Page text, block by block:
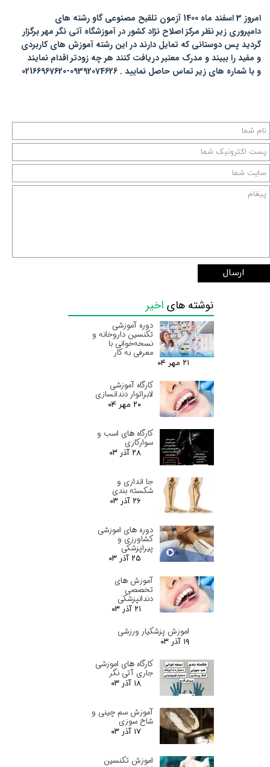
امروز 3 اسفند ماه 1400 آزمون تلقیح مصنوعی گاو رشته های
دامپروری زیر نظر مرکز اصلاح نژاد کشور در آموزشگاه آتی نگر مهر برگزار
گردید پس دوستانی که تمایل دارند در این رشته آموزش های کاربردی
و مفید را ببیند و مدرک معتبر دریافت کنند هر چه زودتر اقدام نمایند
و با شماره های زیر تماس حاصل نمایید . 09392074626-02166967620
ارسال
نوشته های اخیر
دوره آموزشی
تکنسین داروخانه و
نسخه‌خوانی با
معرفی به کار
۲۱ مهر ۰۴
کارگاه آموزشی
لابراتوار دندانسازی
۲۰ مهر ۰۴
کارگاه های اسب و
سوارکاری
۲۸ آذر ۰۳
جا اندازی و
شکسته بندی
۲۶ آذر ۰۳
دوره های اموزشی
کشاورزی و
پیراپزشکی
۲۵ آذر ۰۳
آموزش های
تخصصی
دندانپزشکی
۲۱ آذر ۰۳
اموزش پزشکیار ورزشی
۱۹ آذر ۰۳
کارگاه های اموزشی
جاری آتی نگر
۱۸ آذر ۰۳
آموزش سم چینی و
شاخ سوزی
۱۷ آذر ۰۳
اموزش تکنسین